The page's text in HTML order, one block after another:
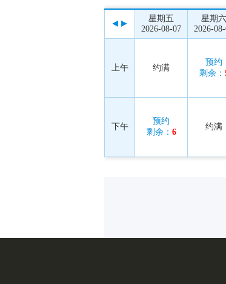
星期五
2026-08-07
星期六
2026-
上午 约满
预约
剩余：
下午
预约
剩余： 6
约满